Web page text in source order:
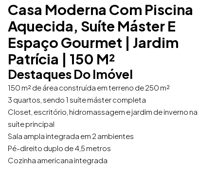
Casa Moderna Com Piscina
Aquecida, Suíte Máster E
Espaço Gourmet | Jardim
Patrícia | 150 M²
Destaques Do Imóvel
150 m² de área construída em terreno de 250 m²
3 quartos, sendo 1 suíte máster completa
Closet, escritório, hidromassagem e jardim de inverno na
suíte principal
Sala ampla integrada em 2 ambientes
Pé-direito duplo de 4,5 metros
Cozinha americana integrada